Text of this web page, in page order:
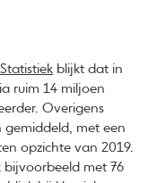
blijkt dat in
ruim 14 miljoen
Overigens
gemiddeld, met een
opzichte van 2019.
bijvoorbeeld met 76